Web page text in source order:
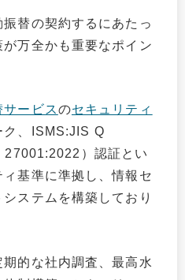
替の契約するにあたっ
万全かも重要なポイン
サービスのセキュリティ
ク、ISMS:JIS Q
）認証とい
基準に準拠し、情報セ
ステムを構築しており
的な社内調査、最高水